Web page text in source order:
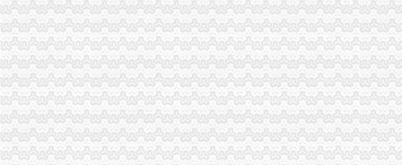
高新区工商分局七项措施贯彻落实全市如何一元钱办公司食品安全监管工作会
铜梁局重庆免费注册公司迅速做好年检准备工作
铜梁局树立“三种精神”一元注册公司流程推进信用信息化建设
酉阳局一元注册公司流程新班子快速推进各项工作有序开展
大渡口局“三个为主”一元注册公司流程创新消保维权工作机制
沙坪坝局树立“六种意识”重庆一元注册公司加强队伍建设
注册资金为1元
北京两家注册资本仅为1元公司成功注册|注册资本|资本登记_新浪新闻
山东取消公司低注册资本限制1元钱可注册公司-新闻频道-和讯网